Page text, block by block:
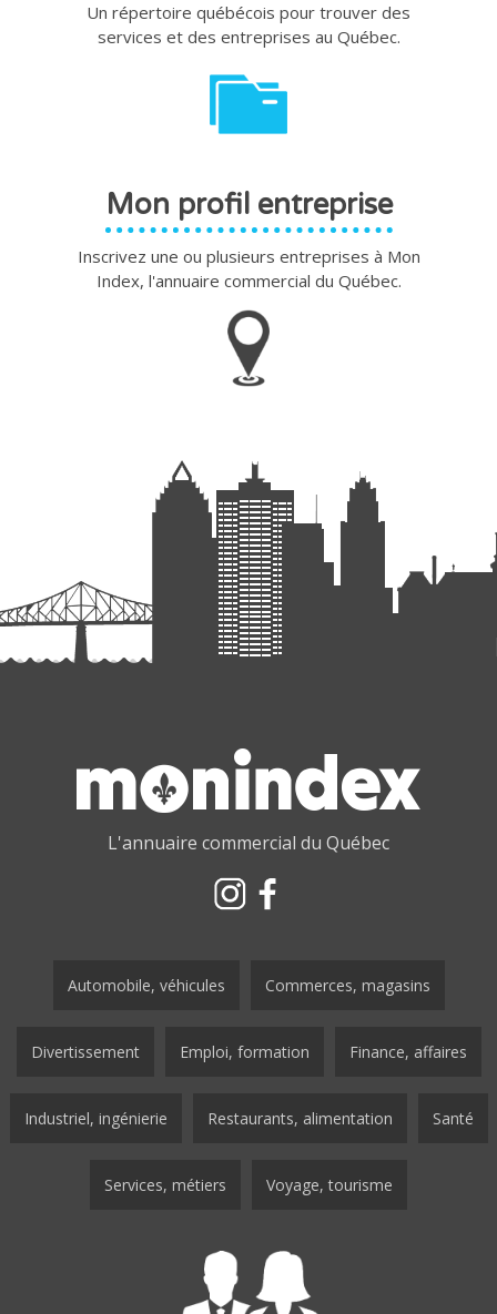
Un répertoire québécois pour trouver des
services et des entreprises au Québec.
Mon profil entreprise
Inscrivez une ou plusieurs entreprises à Mon
Index, l'annuaire commercial du Québec.
L'annuaire commercial du Québec
Automobile, véhicules Commerces, magasins
Divertissement Emploi, formation Finance, affaires
Industriel, ingénierie Restaurants, alimentation Santé
Services, métiers Voyage, tourisme